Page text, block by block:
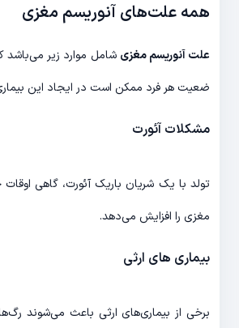
همه علت‌های آنوریسم مغزی
علت آنوریسم مغزی شامل موارد زیر می‌باشد
ضعیت هر فرد ممکن است در ایجاد این
مشکلات آئورت
تولد با یک شریان باریک آئورت، گاهی اوقات
مغزی را افزایش می‌دهد.
بیماری های ارثی
برخی از بیماری‌های ارثی باعث می‌شوند